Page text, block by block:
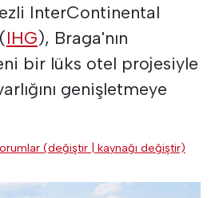
InterContinental
IHG), Braga'nın
bir lüks otel projesiyle
genişletmeye
(değiştir | kaynağı değiştir)